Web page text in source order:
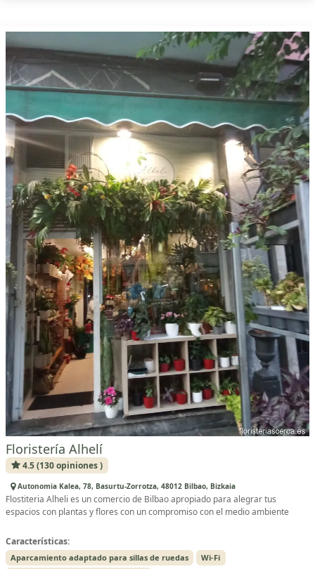
Floristería Alhelí
4.5 (130 opiniones )
Autonomia Kalea, 78, Basurtu-Zorrotza, 48012 Bilbao, Bizkaia
Flostiteria Alheli es un comercio de Bilbao apropiado para alegrar tus
espacios con plantas y flores con un compromiso con el medio ambiente
Características:
Aparcamiento adaptado para sillas de ruedas
Wi-Fi